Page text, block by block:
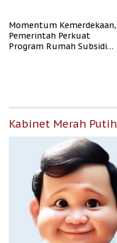
Momentum Kemerdekaan,
Pemerintah Perkuat
Program Rumah Subsidi
Kabinet Merah Putih